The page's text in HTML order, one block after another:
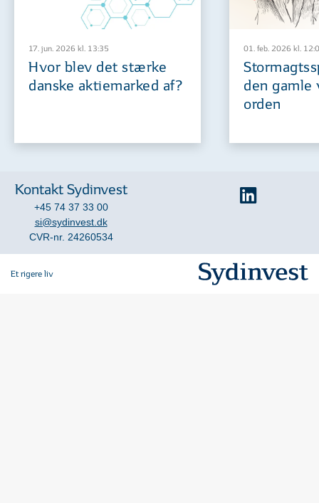
17. jun. 2026 kl. 13:35
Hvor blev det stærke
danske aktiemarked af?
01. feb. 2026 kl.
den
orden
Kontakt Sydinvest
+45 74 37 33 00
si@sydinvest.dk
CVR-nr. 24260534
Et rigere liv